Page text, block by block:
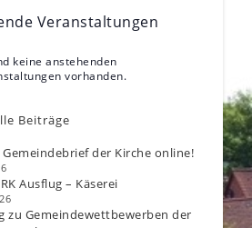
Veranstaltungen
keine anstehenden
vorhanden.
Beiträge
der Kirche online!
Ausflug – Käserei
zu Gemeindewettbewerben der